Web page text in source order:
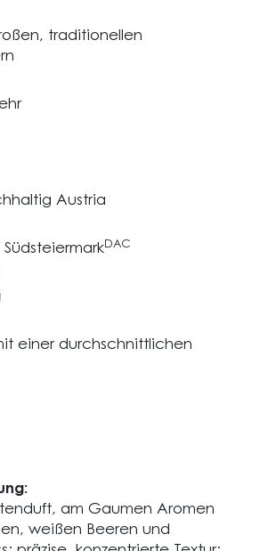
traditionellen
Austria
SüdsteiermarkDAC
einer durchschnittlichen
am Gaumen Aromen
weißen Beeren und